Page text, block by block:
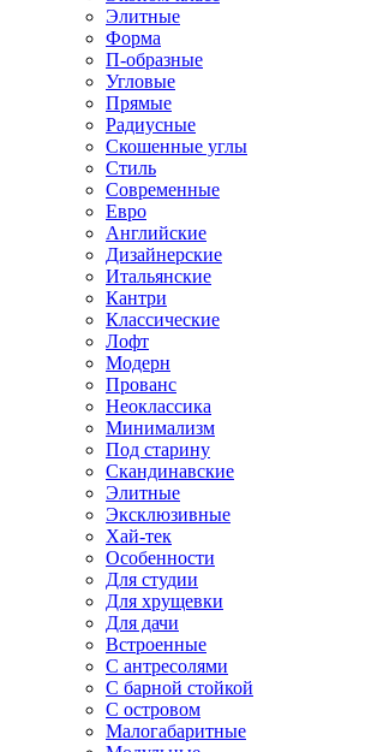
Элитные
Форма
П-образные
Угловые
Прямые
Радиусные
Скошенные углы
Стиль
Современные
Евро
Английские
Дизайнерские
Итальянские
Кантри
Классические
Лофт
Модерн
Прованс
Неоклассика
Минимализм
Под старину
Скандинавские
Элитные
Эксклюзивные
Хай-тек
Особенности
Для студии
Для хрущевки
Для дачи
Встроенные
С антресолями
С барной стойкой
С островом
Малогабаритные